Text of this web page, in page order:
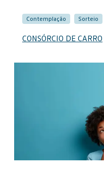
Contemplação Sorteio
CONSÓRCIO DE CARRO